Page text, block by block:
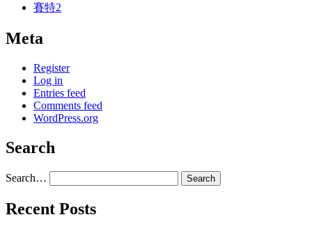
賽特2
Meta
Register
Log in
Entries feed
Comments feed
WordPress.org
Search
Search…
Recent Posts